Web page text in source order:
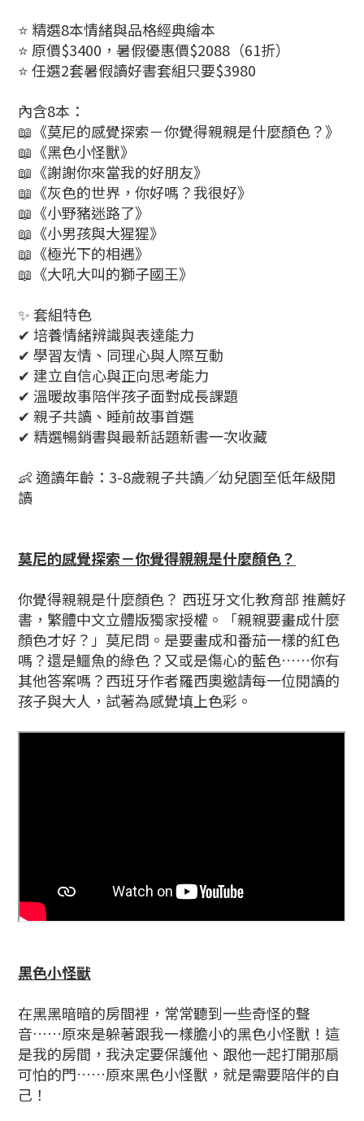
⭐ 精選8本情緒與品格經典繪本
⭐ 原價$3400，暑假優惠價$2088（61折）
⭐ 任選2套暑假讀好書套組只要$3980
內含8本：
📖《莫尼的感覺探索－你覺得親親是什麼顏色？》
📖《黑色小怪獸》
📖《謝謝你來當我的好朋友》
📖《灰色的世界，你好嗎？我很好》
📖《小野豬迷路了》
📖《小男孩與大猩猩》
📖《極光下的相遇》
📖《大吼大叫的獅子國王》
✨ 套組特色
✔ 培養情緒辨識與表達能力
✔ 學習友情、同理心與人際互動
✔ 建立自信心與正向思考能力
✔ 溫暖故事陪伴孩子面對成長課題
✔ 親子共讀、睡前故事首選
✔ 精選暢銷書與最新話題新書一次收藏
👶 適讀年齡：3-8歲親子共讀／幼兒園至低年級閱
讀
莫尼的感覺探索－你覺得親親是什麼顏色？
你覺得親親是什麼顏色？ 西班牙文化教育部 推薦好
書，繁體中文立體版獨家授權。「親親要畫成什麼
顏色才好？」莫尼問。是要畫成和番茄一樣的紅色
嗎？還是鱷魚的綠色？又或是傷心的藍色……你有
其他答案嗎？西班牙作者羅西奧邀請每一位閱讀的
孩子與大人，試著為感覺填上色彩。
黑色小怪獸
在黑黑暗暗的房間裡，常常聽到一些奇怪的聲
音……原來是躲著跟我一樣膽小的黑色小怪獸！這
是我的房間，我決定要保護他、跟他一起打開那扇
可怕的門……原來黑色小怪獸，就是需要陪伴的自
己！